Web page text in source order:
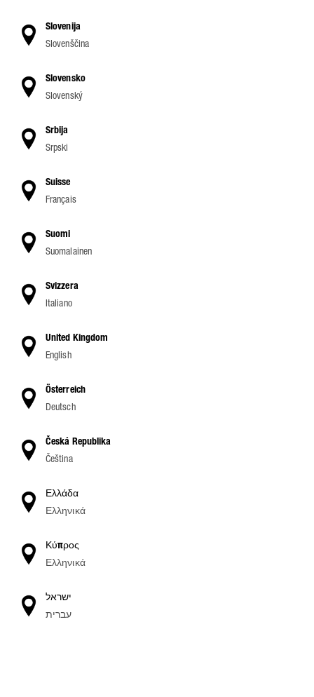
Slovenija
Slovenščina
Slovensko
Slovenský
Srbija
Srpski
Suisse
Français
Suomi
Suomalainen
Svizzera
Italiano
United Kingdom
English
Österreich
Deutsch
Česká Republika
Čeština
Ελλάδα
Ελληνικά
Κύπρος
Ελληνικά
ישראל
עברית